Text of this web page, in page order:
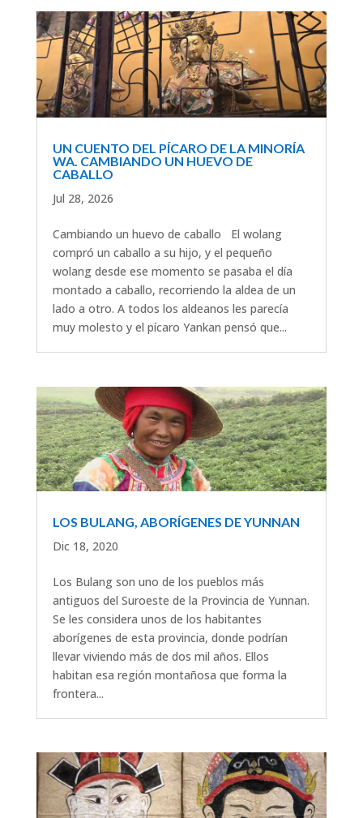
UN CUENTO DEL PÍCARO DE LA MINORÍA
WA. CAMBIANDO UN HUEVO DE
CABALLO
Jul 28, 2026
Cambiando un huevo de caballo El wolang
compró un caballo a su hijo, y el pequeño
wolang desde ese momento se pasaba el día
montado a caballo, recorriendo la aldea de un
lado a otro. A todos los aldeanos les parecía
muy molesto y el pícaro Yankan pensó que...
LOS BULANG, ABORÍGENES DE YUNNAN
Dic 18, 2020
Los Bulang son uno de los pueblos más
antiguos del Suroeste de la Provincia de Yunnan.
Se les considera unos de los habitantes
aborígenes de esta provincia, donde podrían
llevar viviendo más de dos mil años. Ellos
habitan esa región montañosa que forma la
frontera...